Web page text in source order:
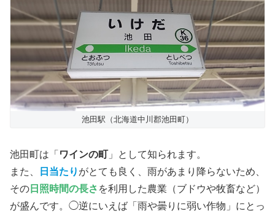
池田駅（北海道中川郡池田町）
池田町は「 ワインの町 」として知られます。
また、
日当たり がとても良く、雨があまり降らないため、
その 日照時間の長さ を利用した農業（ブドウや牧畜など）
が盛んです。◯逆にいえば「雨や曇りに弱い作物」にとっ